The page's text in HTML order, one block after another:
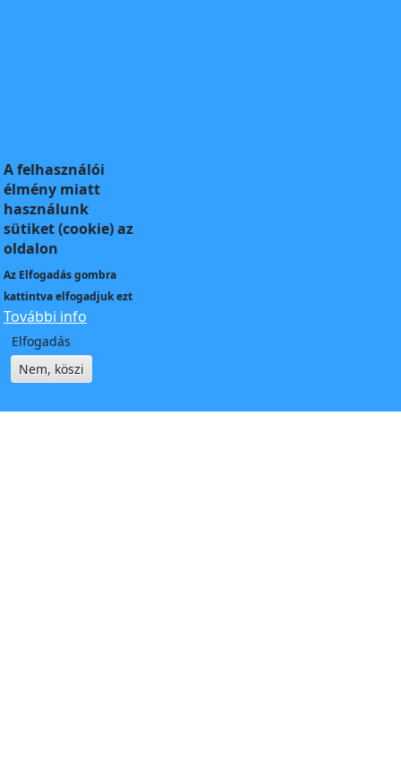
A felhasználói
élmény miatt
használunk
sütiket (cookie) az
oldalon
Az Elfogadásgombra
kattintva elfogadjuk ezt
További info
Elfogadás
Nem, köszi